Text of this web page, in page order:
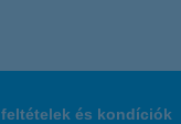
feltételek és kondíciók